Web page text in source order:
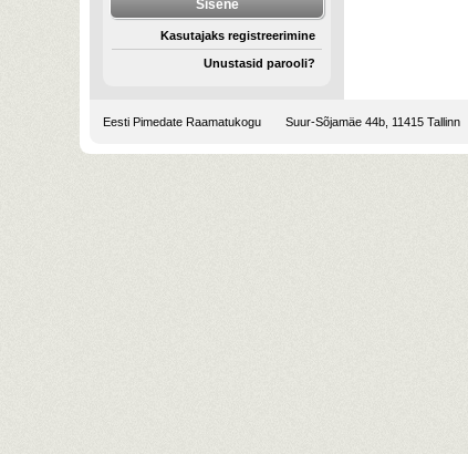
Kasutajaks registreerimine
Unustasid parooli?
Eesti Pimedate Raamatukogu Suur-Sõjamäe 44b, 11415 Tallinn